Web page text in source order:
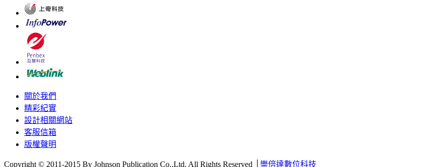
關於我們
精彩紀實
設計相關網站
客服信箱
版權聲明
Copyright © 2011-2015 By Johnson Publication Co.,Ltd. All Rights Reserved │ 樂倍達數位科技